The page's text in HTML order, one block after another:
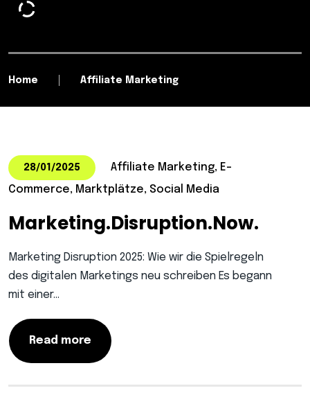
Home Affiliate Marketing
28/01/2025
Affiliate Marketing, E-
Commerce, Marktplätze, Social Media
Marketing.Disruption.Now.
Marketing Disruption 2025: Wie wir die Spielregeln
des digitalen Marketings neu schreiben Es begann
mit einer…
Read more